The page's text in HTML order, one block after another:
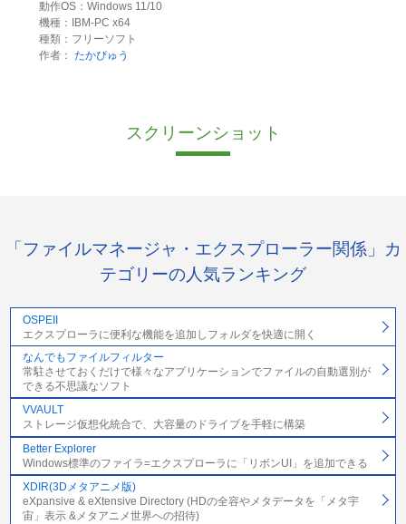
動作OS：Windows 11/10
機種：IBM-PC x64
種類：フリーソフト
作者： たかぴゅう
スクリーンショット
「ファイルマネージャ・エクスプローラー関係」カ
テゴリーの人気ランキング
OSPEII
エクスプローラに便利な機能を追加しフォルダを快適に開く
なんでもファイルフィルター
常駐させておくだけで様々なアプリケーションでファイルの自動選別が
できる不思議なソフト
VVAULT
ストレージ仮想化統合で、大容量のドライブを手軽に構築
Better Explorer
Windows標準のファイラ=エクスプローラに「リボンUI」を追加できる
XDIR(3Dメタアニメ版)
eXpansive & eXtensive Directory (HDの全容やメタデータを「メタ宇
宙」表示 &メタアニメ世界への招待)